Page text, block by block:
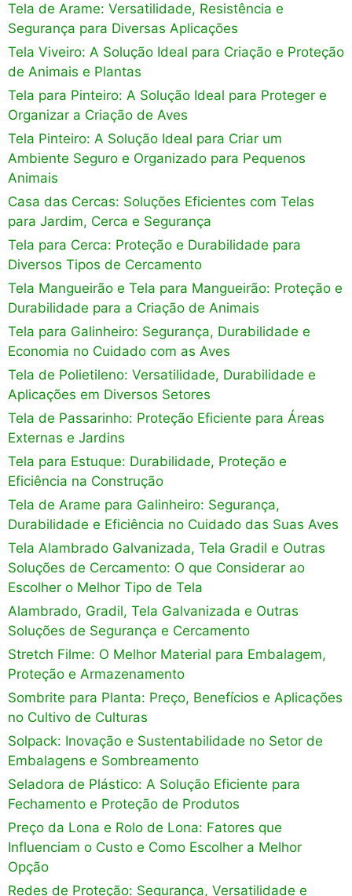
Tela de Arame: Versatilidade, Resistência e
Segurança para Diversas Aplicações
Tela Viveiro: A Solução Ideal para Criação e Proteção
de Animais e Plantas
Tela para Pinteiro: A Solução Ideal para Proteger e
Organizar a Criação de Aves
Tela Pinteiro: A Solução Ideal para Criar um
Ambiente Seguro e Organizado para Pequenos
Animais
Casa das Cercas: Soluções Eficientes com Telas
para Jardim, Cerca e Segurança
Tela para Cerca: Proteção e Durabilidade para
Diversos Tipos de Cercamento
Tela Mangueirão e Tela para Mangueirão: Proteção e
Durabilidade para a Criação de Animais
Tela para Galinheiro: Segurança, Durabilidade e
Economia no Cuidado com as Aves
Tela de Polietileno: Versatilidade, Durabilidade e
Aplicações em Diversos Setores
Tela de Passarinho: Proteção Eficiente para Áreas
Externas e Jardins
Tela para Estuque: Durabilidade, Proteção e
Eficiência na Construção
Tela de Arame para Galinheiro: Segurança,
Durabilidade e Eficiência no Cuidado das Suas Aves
Tela Alambrado Galvanizada, Tela Gradil e Outras
Soluções de Cercamento: O que Considerar ao
Escolher o Melhor Tipo de Tela
Alambrado, Gradil, Tela Galvanizada e Outras
Soluções de Segurança e Cercamento
Stretch Filme: O Melhor Material para Embalagem,
Proteção e Armazenamento
Sombrite para Planta: Preço, Benefícios e Aplicações
no Cultivo de Culturas
Solpack: Inovação e Sustentabilidade no Setor de
Embalagens e Sombreamento
Seladora de Plástico: A Solução Eficiente para
Fechamento e Proteção de Produtos
Preço da Lona e Rolo de Lona: Fatores que
Influenciam o Custo e Como Escolher a Melhor
Opção
Redes de Proteção: Segurança, Versatilidade e